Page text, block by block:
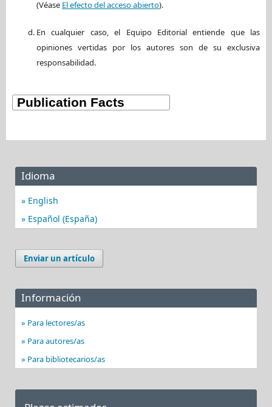
(Véase El efecto del acceso abierto).
En cualquier caso, el Equipo Editorial entiende que las
opiniones vertidas por los autores son de su exclusiva
responsabilidad.
Idioma
English
Español (España)
Enviar un artículo
Información
Para lectores/as
Para autores/as
Para bibliotecarios/as